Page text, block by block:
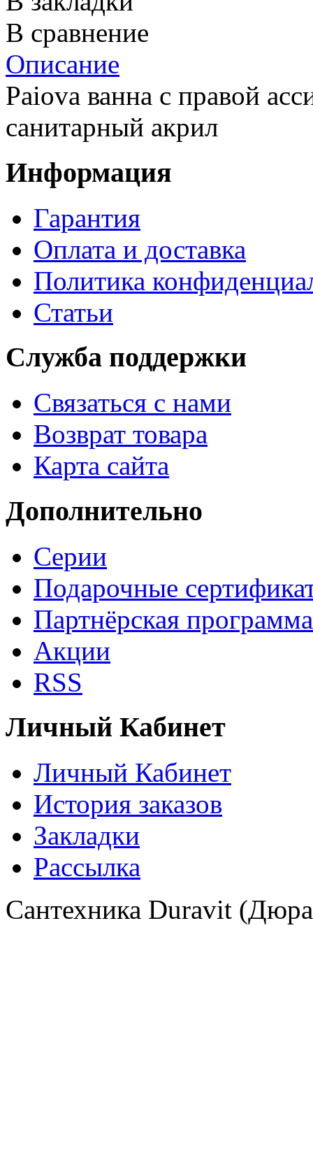
В сравнение
Описание
Paiova ванна с правой
санитарный акрил
Информация
Гарантия
Оплата и доставка
Политика
Статьи
Служба поддержки
Связаться с нами
Возврат товара
Карта сайта
Дополнительно
Серии
Подарочные
Партнёрская программа
Акции
RSS
Личный Кабинет
Личный Кабинет
История заказов
Закладки
Рассылка
Сантехника Duravit